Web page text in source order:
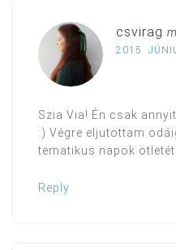
csvirag
2015.
Szia Via! Én csak
:) Végre eljutottam
tematikus napok
Reply